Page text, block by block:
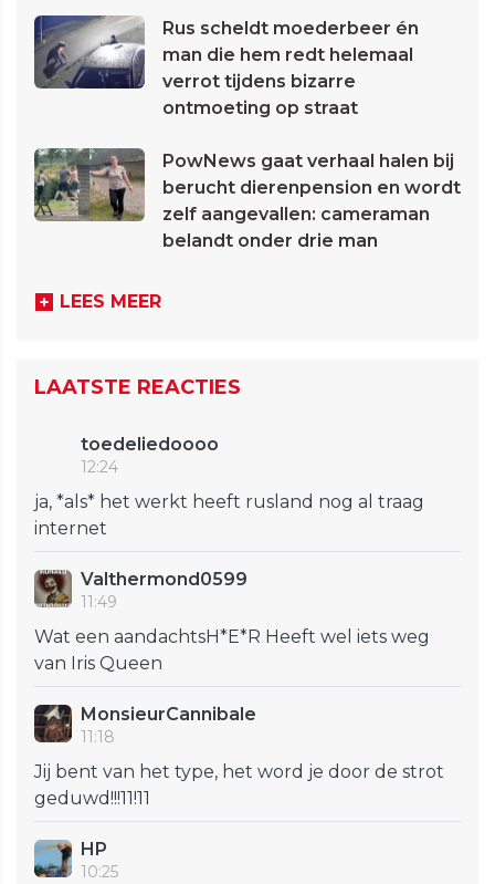
Rus scheldt moederbeer én
man die hem redt helemaal
verrot tijdens bizarre
ontmoeting op straat
PowNews gaat verhaal halen bij
berucht dierenpension en wordt
zelf aangevallen: cameraman
belandt onder drie man
LEES MEER
LAATSTE REACTIES
toedeliedoooo
12:24
ja, *als* het werkt heeft rusland nog al traag
internet
Valthermond0599
11:49
Wat een aandachtsH*E*R Heeft wel iets weg
van Iris Queen
MonsieurCannibale
11:18
Jij bent van het type, het word je door de strot
geduwd!!!11!11
HP
10:25